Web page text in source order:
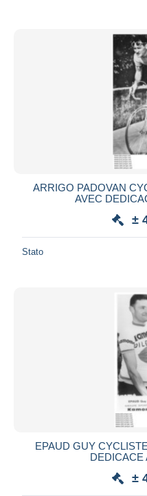
ARRIGO PADOVAN
AVEC
±
Stato
EPAUD GUY
DEDICACE
±